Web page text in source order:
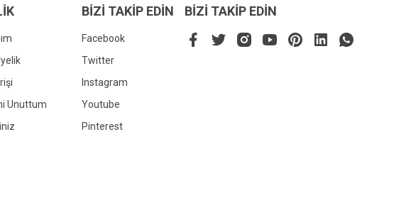
Unuttum
BİZİ TAKİP EDİN
Facebook
Twitter
Instagram
Youtube
Pinterest
BİZİ TAKİP EDİN